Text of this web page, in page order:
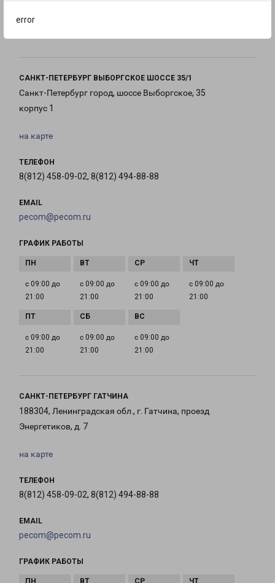
errorс 10:00 до
САНКТ-ПЕТЕРБУРГ ВЫБОРГСКОЕ ШОССЕ 35/1
Санкт-Петербург город, шоссе Выборгское, 35
корпус 1
на карте
ТЕЛЕФОН
8(812) 458-09-02, 8(812) 494-88-88
EMAIL
pecom@pecom.ru
ГРАФИК РАБОТЫ
с 09:00 до
21:00
с 09:00 до
21:00
с 09:00 до
21:00
с 09:00 до
21:00
с 09:00 до
21:00
с 09:00 до
21:00
с 09:00 до
21:00
САНКТ-ПЕТЕРБУРГ ГАТЧИНА
188304, Ленинградская обл., г. Гатчина, проезд
Энергетиков, д. 7
на карте
ТЕЛЕФОН
8(812) 458-09-02, 8(812) 494-88-88
EMAIL
pecom@pecom.ru
ГРАФИК РАБОТЫ